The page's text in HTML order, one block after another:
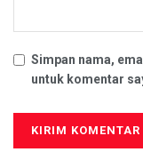
Simpan nama,
untuk komentar